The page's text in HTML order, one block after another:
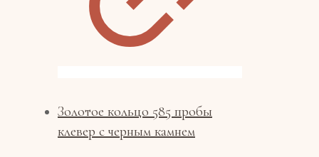
Золотое кольцо 585 пробы
клевер с черным камнем